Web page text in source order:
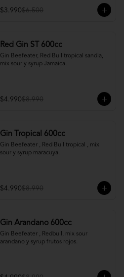
$3.990$6.500
Red Gin ST 600cc
Gin Beefeater, Red Bull tropical sandia,
mix sour y syrup Jamaica.
$4.990$8.990
Gin Tropical 600cc
Gin Beefeater , Red Bull tropical , mix
sour y syrup maracuya.
$4.990$8.990
Gin Arandano 600cc
Gin Beefeater , Redbull, mix sour
arandano y syrup frutos rojos.